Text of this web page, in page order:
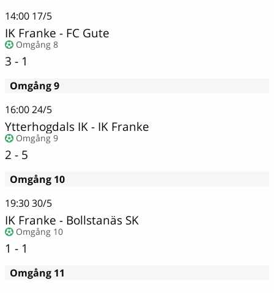
14:00 17/5
IK Franke - FC Gute
Omgång 8
3 - 1
Omgång 9
16:0024/5
Ytterhogdals IK- IK Franke
Omgång 9
2 - 5
Omgång 10
19:3030/5
IK Franke - Bollstanäs SK
Omgång 10
1 - 1
Omgång 11